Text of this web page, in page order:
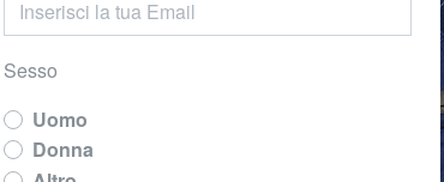
Sesso
Uomo
Donna